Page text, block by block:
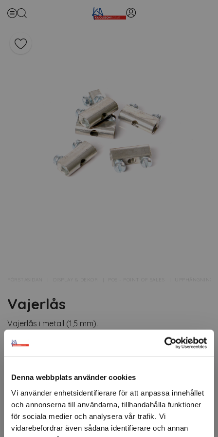
Denna webbplats använder cookies
Vi använder enhetsidentifierare för att anpassa innehållet
och annonserna till användarna, tillhandahålla funktioner
för sociala medier och analysera vår trafik. Vi
vidarebefordrar även sådana identifierare och annan
FÖRSTASIDAN DISPLAY & DEKOR POS - POINT OF SALES
Vajerlås
Vajerlås i metall (1,5 mm).
Vajerlås i metall är ett praktiskt tillbehör för att säkert
fästa vajrar med en diameter på 1,5 mm.
Dessa metallvajerlås ger en pålitlig och hållbar lösning
projekt och applikationer.
Artikelnr: 63607
Minsta beställning: 1 st